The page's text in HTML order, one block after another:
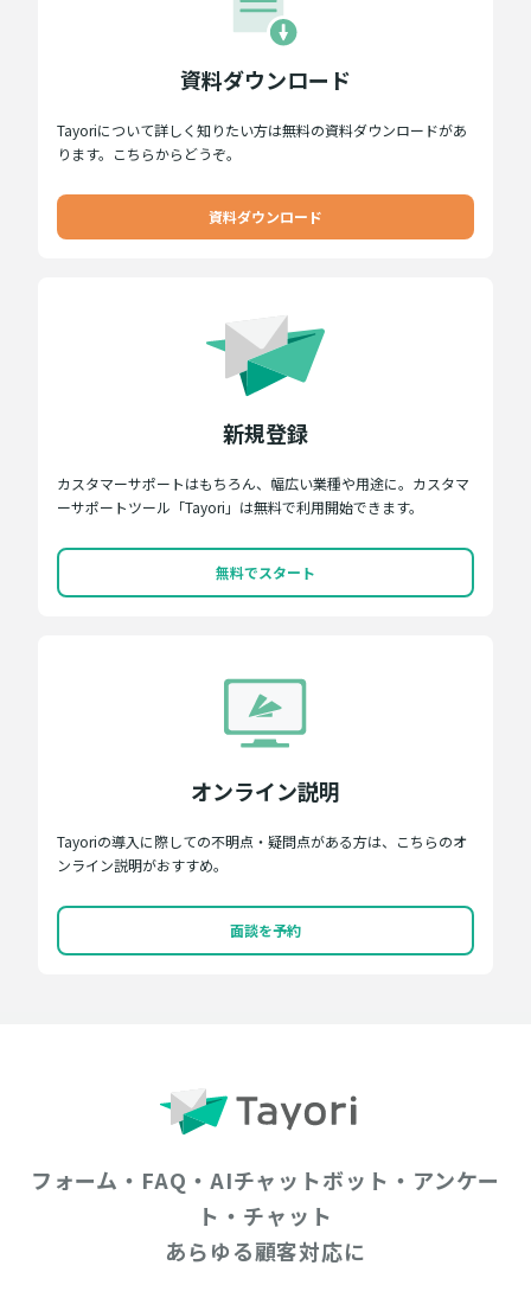
資料ダウンロード
Tayoriについて詳しく知りたい方は無料の資料ダウンロードがあ
ります。こちらからどうぞ。
資料ダウンロード
新規登録
カスタマーサポートはもちろん、幅広い業種や用途に。カスタマ
ーサポートツール「Tayori」は無料で利用開始できます。
無料でスタート
オンライン説明
Tayoriの導入に際しての不明点・疑問点がある方は、こちらのオ
ンライン説明がおすすめ。
面談を予約
フォーム・FAQ・AIチャットボット・アンケー
ト・チャット
あらゆる顧客対応に